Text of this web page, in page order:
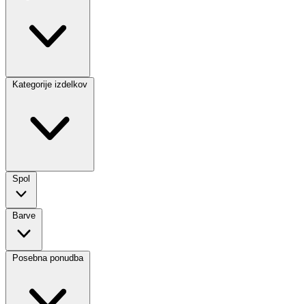
Kategorije izdelkov
Spol
Barve
Posebna ponudba